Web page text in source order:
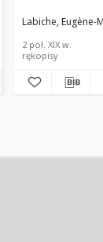
Halpert, Leontyna (tł.)
Labiche, Eugène-
2 poł. XIX w.
rękopisy